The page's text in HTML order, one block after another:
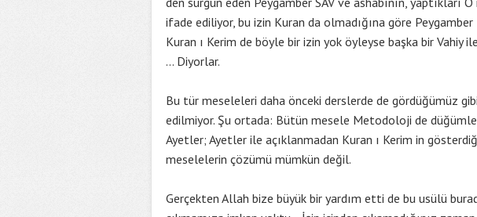
ifade ediliyor, bu izin Kuran da olmadığına göre
Kuran ı Kerim de böyle bir izin yok öyleyse başka bir Vahiy
… Diyorlar.
Bu tür meseleleri daha önceki derslerde de gördüğümüz
edilmiyor. Şu ortada: Bütün mesele Metodoloji de
Ayetler; Ayetler ile açıklanmadan Kuran ı Kerim in
meselelerin çözümü mümkün değil.
Gerçekten Allah bize büyük bir yardım etti de bu usülü